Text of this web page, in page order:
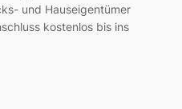
und Hauseigentümer
kostenlos bis ins